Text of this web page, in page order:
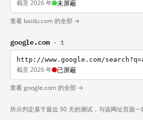
截至 2026 年 未屏蔽
查看 baidu.com 的全部 →
google.com · 1
http://www.google.com/
截至 2026 年 已屏蔽
查看 google.com 的全部 →
所示判定基于最近 90 天的测试，与该网址页面一